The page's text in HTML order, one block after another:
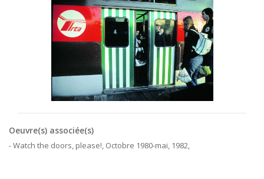
Oeuvre(s) associée(s)
- Watch the doors, please!, Octobre 1980-mai, 1982,